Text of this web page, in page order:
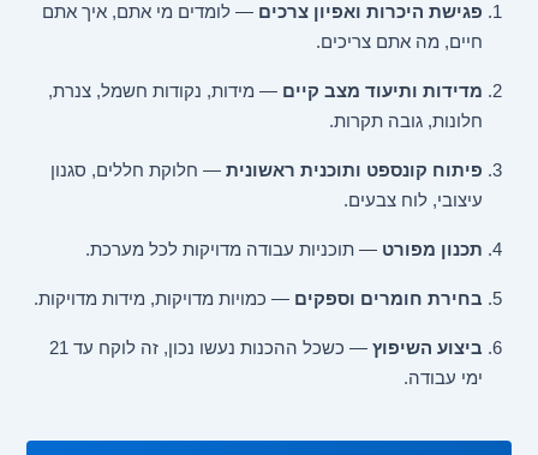
פגישת היכרות ואפיון צרכים — לומדים מי אתם, איך אתם
חיים, מה אתם צריכים.
מדידות ותיעוד מצב קיים — מידות, נקודות חשמל, צנרת,
חלונות, גובה תקרות.
פיתוח קונספט ותוכנית ראשונית — חלוקת חללים, סגנון
עיצובי, לוח צבעים.
תכנון מפורט — תוכניות עבודה מדויקות לכל מערכת.
בחירת חומרים וספקים — כמויות מדויקות, מידות מדויקות.
ביצוע השיפוץ
— כשכל ההכנות נעשו נכון, זה לוקח עד 21
ימי עבודה.